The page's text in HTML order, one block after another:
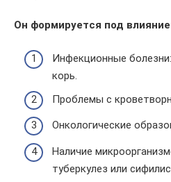
Он формируется под
Инфекционные болезни:
корь.
Проблемы с
Онкологические
Наличие
туберкулез или